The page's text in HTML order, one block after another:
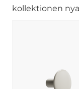
kollektionen